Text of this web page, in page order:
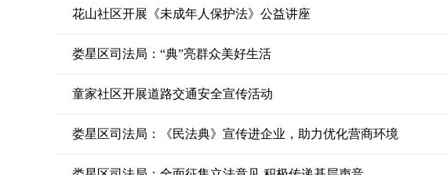
花山社区开展《未成年人保护法》公益讲座
娄星区司法局：“典”亮群众美好生活
童家社区开展道路交通安全宣传活动
娄星区司法局：《民法典》宣传进企业，助力优化营商环境